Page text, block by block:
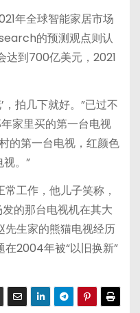
年全球智能家居市场
的预测观点则认
达到700亿美元，2021
，拍几下就好。”已过不
家里买的第一台电视
的第一台电视，红颜色
。”
工作，他儿子笑称，
的那台电视机在其大
先生家的熊猫电视经历
2004年被“以旧换新”